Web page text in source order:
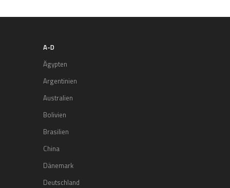
A-D
Ägypten
Argentinien
Australien
Bolivien
Brasilien
China
Dänemark
Deutschland